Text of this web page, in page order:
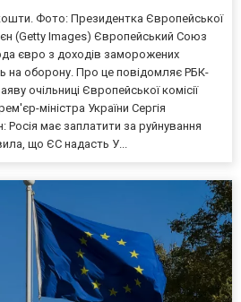
Фото: Президентка Європейської
(Getty Images) Європейський Союз
євро з доходів заморожених
на оборону. Про це повідомляє РБК-
очільниці Європейської комісії
міністра України Сергія
має заплатити за руйнування
що ЄС надасть У...